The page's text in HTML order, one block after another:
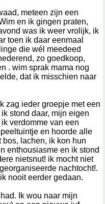
meteen zijn een
en ik gingen praten,
was ik weer vrolijk, ik
toen ik daar eenmaal
die wél meedeed
zo goedkoop,
. wim sprak mama nog
dat ik misschien naar
zag ieder groepje met een
stond daar, mijn eigen
verdomme van een
en hoorde alle
lachen, ik kon hun
enthousiasme en ik stond
nietsnut! ik mocht niet
nachtocht!.
nooit eerder gedaan.
Ik wou naar mijn